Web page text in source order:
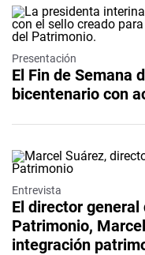
Presentación
El Fin de Semana
bicentenario con
Entrevista
El director general
Patrimonio,
integración